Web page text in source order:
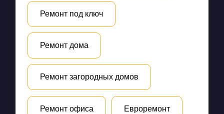
Ремонт под ключ
Ремонт дома
Ремонт загородных домов
Ремонт офиса Евроремонт